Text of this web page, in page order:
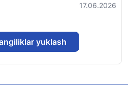
17.06.2026
yuklash